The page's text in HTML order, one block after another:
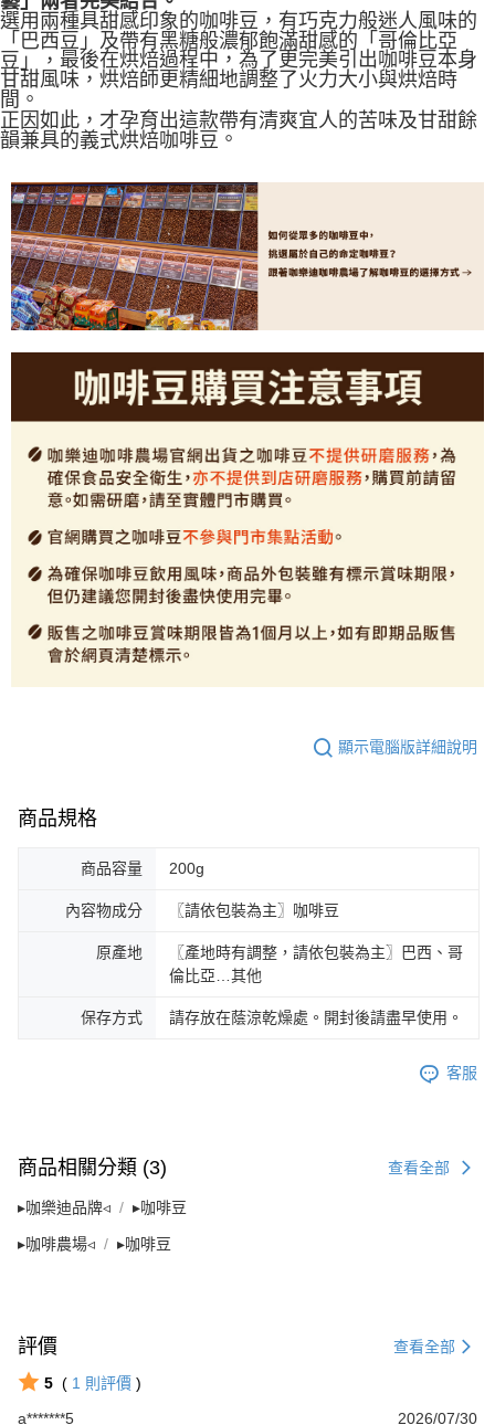
選用兩種具甜感印象的咖啡豆，有巧克力般迷人風味的
「巴西豆」及帶有黑糖般濃郁飽滿甜感的「哥倫比亞
豆」， 最後在烘焙過程中，為了更完美引出咖啡豆本身
甘甜風味，烘焙師更精細地調整了火力大小與烘焙時
間。
正因如此，才孕育出這款帶有清爽宜人的苦味及甘甜餘
韻兼具的義式烘焙咖啡豆 。
顯示電腦版詳細說明
商品規格
商品容量 200g
內容物成分 〖請依包裝為主〗咖啡豆
原產地
〖產地時有調整，請依包裝為主〗巴西、哥
倫比亞…其他
保存方式 請存放在蔭涼乾燥處。開封後請盡早使用。
客服
商品相關分類 (3) 查看全部
▸咖樂迪品牌◃ ▸咖啡豆
▸咖啡農場◃ ▸咖啡豆
評價 查看全部
5 ( 1 則評價 )
a*******5
2026/07/30